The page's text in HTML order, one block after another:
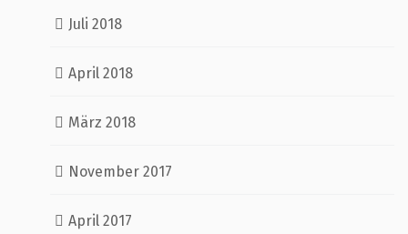
Juli 2018
April 2018
März 2018
November 2017
April 2017